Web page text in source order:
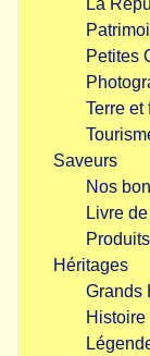
Petites
Terre et
Saveurs
Nos
Livre
Héritages
Grands
Histoire